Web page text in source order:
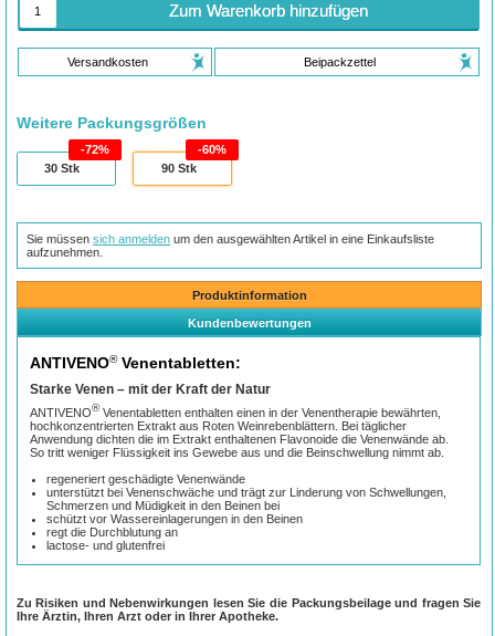
Zum Warenkorb hinzufügen
Versandkosten Beipackzettel
Weitere Packungsgrößen
30 Stk
72%
90Stk
60%
Sie müssensich anmelden um den ausgewählten Artikel in eine Einkaufsliste
aufzunehmen.
Produktinformation
Kundenbewertungen
ANTIVENO®Venentabletten:
Starke Venen – mit der Kraft der Natur
ANTIVENO®Venentabletten enthalten einen in der Venentherapie bewährten,
hochkonzentrierten Extrakt aus Roten Weinrebenblättern. Bei täglicher
Anwendung dichten die im Extrakt enthaltenen Flavonoide die Venenwände ab.
So tritt weniger Flüssigkeit ins Gewebe aus und die Beinschwellung nimmt ab.
regeneriert geschädigte Venenwände
unterstützt bei Venenschwäche und trägt zur Linderung von Schwellungen,
Schmerzen und Müdigkeit in den Beinen bei
schützt vor Wassereinlagerungen in den Beinen
regt die Durchblutung an
lactose- und glutenfrei
Zu Risiken und Nebenwirkungen lesen Sie die Packungsbeilage und fragen Sie
Ihre Ärztin, Ihren Arzt oder in Ihrer Apotheke.